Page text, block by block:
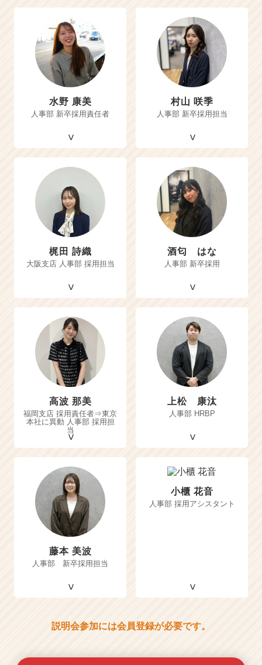
水野 康美
人事部 新卒採用責任者
村山 咲季
人事部 新卒採用担当
梶田 詩織
大阪支店 人事部 採用担当
酒匂 はな
人事部 新卒採用
高波 那美
福岡支店 採用責任者⇒東京
本社に異動 人事部 採用担
当
上松 康汰
人事部 HRBP
藤本 美波
人事部 新卒採用担当
小櫃 花音
人事部 採用アシスタント
説明会参加には会員登録が必要です。